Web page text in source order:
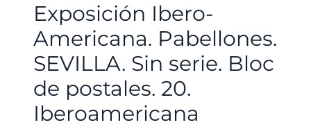
Exposición Ibero-
Americana. Pabellones.
SEVILLA. Sin serie. Bloc
de postales. 20.
Iberoamericana